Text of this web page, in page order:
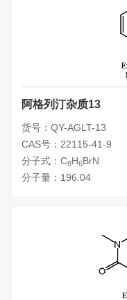
阿格列汀杂质13
货号：QY-AGLT-13
CAS号：22115-41-9
分子式：C8H6BrN
分子量：196.04